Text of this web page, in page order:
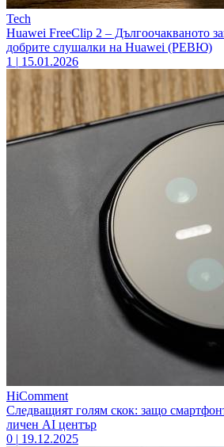
Tech
Huawei FreeClip 2 – Дългоочакваното
добрите слушалки на Huawei (РЕВЮ)
1 | 15.01.2026
HiComment
Следващият голям скок: защо
личен AI център
0 | 19.12.2025